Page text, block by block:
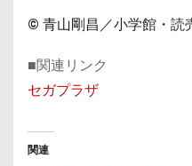
© 青山剛昌／小学館・読
■関連リンク
セガプラザ
関連